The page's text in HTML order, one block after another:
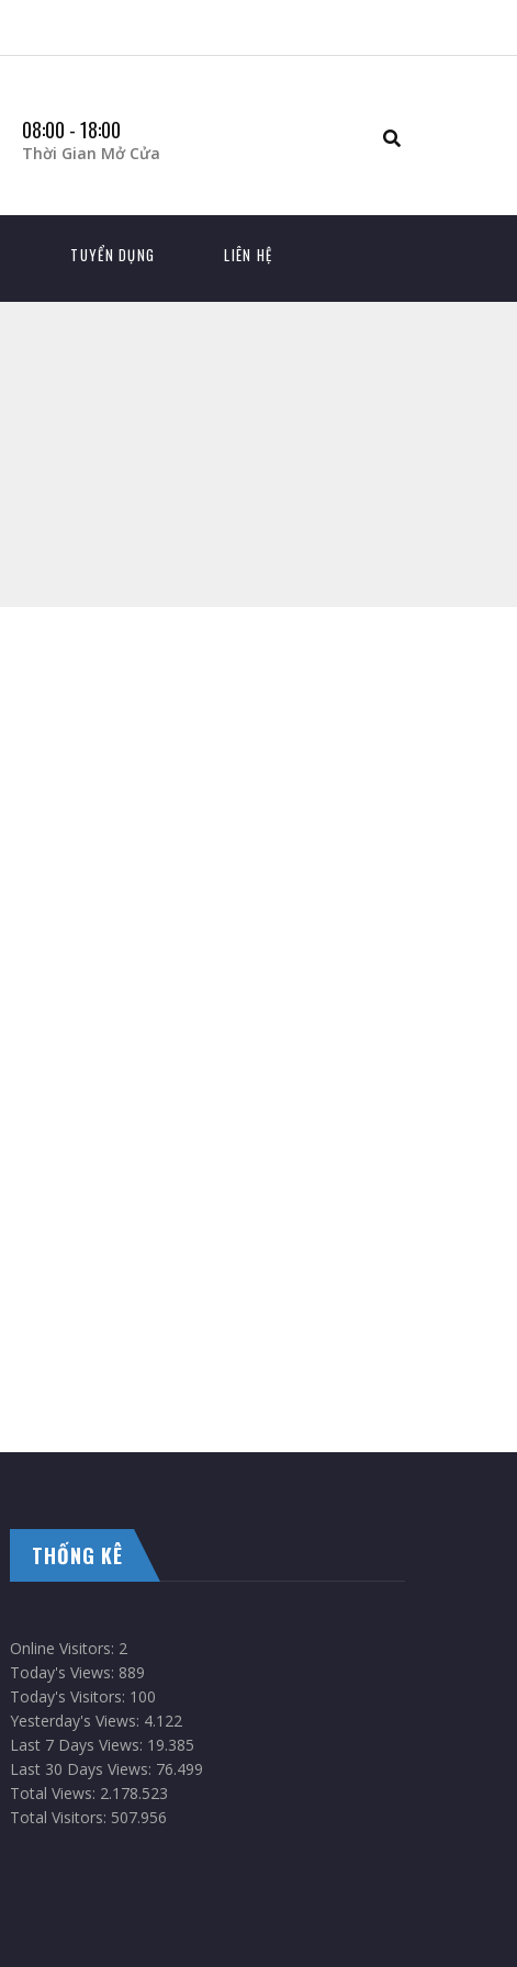
08:00 - 18:00
Thời Gian Mở Cửa
TUYỂN DỤNG LIÊN HỆ
THỐNG KÊ
Online Visitors: 2
Today's Views: 889
Today's Visitors: 100
Yesterday's Views: 4.122
Last 7 Days Views: 19.385
Last 30 Days Views: 76.499
Total Views: 2.178.523
Total Visitors: 507.956